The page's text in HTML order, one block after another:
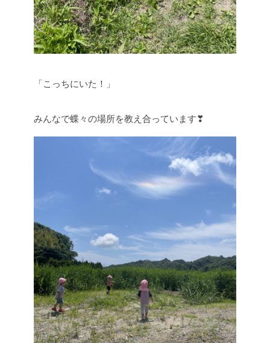
「こっちにいた！」
みんなで蝶々の場所を教え合っています❣